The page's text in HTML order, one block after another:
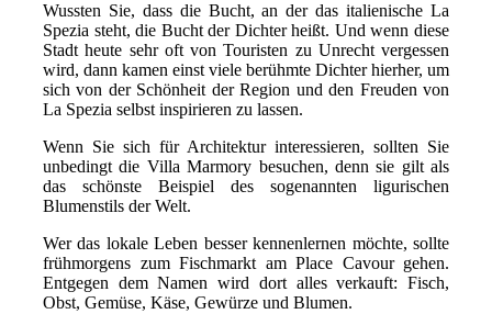
Wussten Sie, dass die Bucht, an der das italienische La
Spezia steht, die Bucht der Dichter heißt. Und wenn diese
Stadt heute sehr oft von Touristen zu Unrecht vergessen
wird, dann kamen einst viele berühmte Dichter hierher, um
sich von der Schönheit der Region und den Freuden von
La Spezia selbst inspirieren zu lassen.
Wenn Sie sich für Architektur interessieren, sollten Sie
unbedingt die Villa Marmory besuchen, denn sie gilt als
das schönste Beispiel des sogenannten ligurischen
Blumenstils der Welt.
Wer das lokale Leben besser kennenlernen möchte, sollte
frühmorgens zum Fischmarkt am Place Cavour gehen.
Entgegen dem Namen wird dort alles verkauft: Fisch,
Obst, Gemüse, Käse, Gewürze und Blumen.